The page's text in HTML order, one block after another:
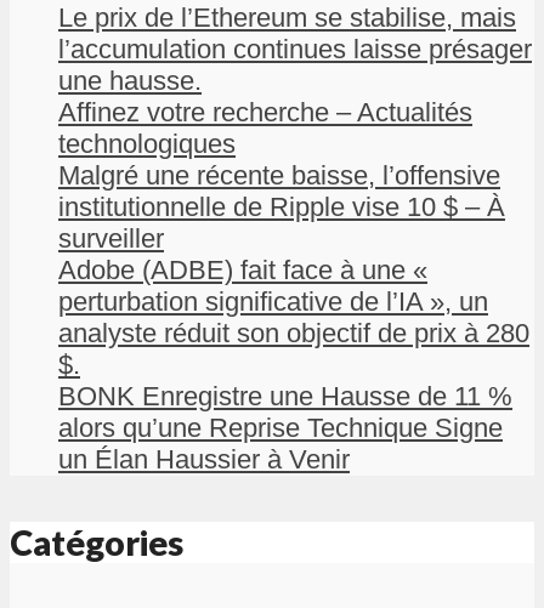
Le prix de l’Ethereum se stabilise, mais
l’accumulation continues laisse présager
une hausse.
Affinez votre recherche – Actualités
technologiques
Malgré une récente baisse, l’offensive
institutionnelle de Ripple vise 10 $ – À
surveiller
Adobe (ADBE) fait face à une «
perturbation significative de l’IA », un
analyste réduit son objectif de prix à 280
$.
BONK Enregistre une Hausse de 11 %
alors qu’une Reprise Technique Signe
un Élan Haussier à Venir
Catégories